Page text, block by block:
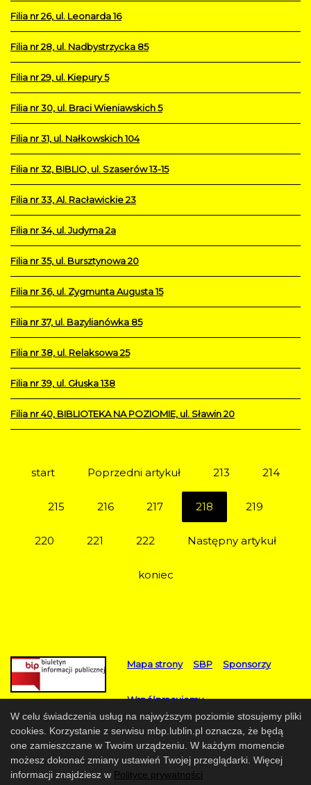
Filia nr 26, ul. Leonarda 16
Filia nr 28, ul. Nadbystrzycka 85
Filia nr 29, ul. Kiepury 5
Filia nr 30, ul. Braci Wieniawskich 5
Filia nr 31, ul. Nałkowskich 104
Filia nr 32, BIBLIO, ul. Szaserów 13-15
Filia nr 33, Al. Racławickie 23
Filia nr 34, ul. Judyma 2a
Filia nr 35, ul. Bursztynowa 20
Filia nr 36, ul. Zygmunta Augusta 15
Filia nr 37, ul. Bazylianówka 85
Filia nr 38, ul. Relaksowa 25
Filia nr 39, ul. Głuska 138
Filia nr 40, BIBLIOTEKA NA POZIOMIE, ul. Sławin 20
start Poprzedni artykuł 213 214
215 216 217 218 219
220 221 222 Następny artykuł
koniec
Mapa strony SBP Sponsorzy
Współpracujemy
© 2017 Miejska Biblioteka Publiczna im. Hieronima
Łopacińskiego w Lublinie
Projekt i wykonanieDesign-Joomla.pl
W celu świadczenia usług na najwyższym poziomie stosujemy pliki
cookies. Korzystanie z serwisu mbp.lublin.pl oznacza, że będą
one zamieszczane w Twoim urządzeniu. W każdym momencie
możesz dokonać zmiany ustawień Twojej przeglądarki. Więcej
informacji znajdziesz w Polityce prywatności